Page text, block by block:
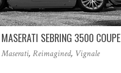
SEBRING 3500 COUPE
Maserati, Reimagined, Vignale